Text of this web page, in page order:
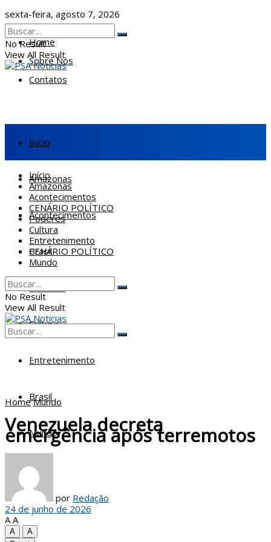
sexta-feira, agosto 7, 2026
Home
Sobre Nós
Contatos
No Result
View All Result
Início
Amazonas
Acontecimentos
CENÁRIO POLÍTICO
Poderes
Cultura
Entretenimento
Brasil
Mundo
Início
Amazonas
Acontecimentos
CENÁRIO POLÍTICO
Poderes
Cultura
Entretenimento
Brasil
Mundo
No Result
View All Result
View All Result
Home Mundo
Venezuela decreta
emergência após terremotos
por Redação
24 de junho de 2026
A A
A
A